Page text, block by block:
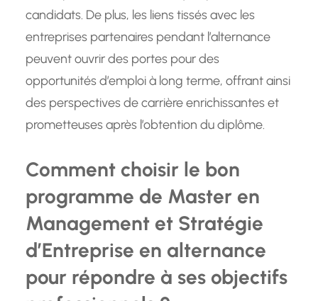
candidats. De plus, les liens tissés avec les
entreprises partenaires pendant l’alternance
peuvent ouvrir des portes pour des
opportunités d’emploi à long terme, offrant ainsi
des perspectives de carrière enrichissantes et
prometteuses après l’obtention du diplôme.
Comment choisir le bon
programme de Master en
Management et Stratégie
d’Entreprise en alternance
pour répondre à ses objectifs